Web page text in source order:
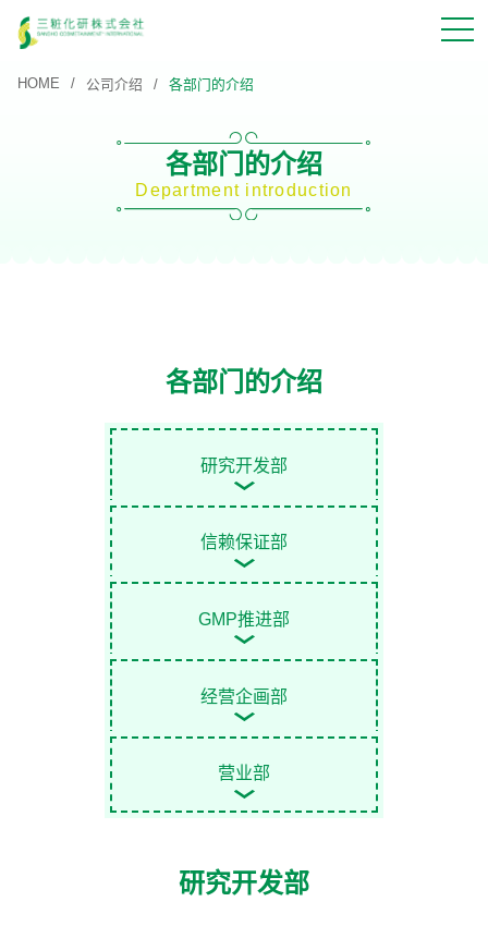
HOME 公司介绍 各部门的介绍
各部门的介绍
Department introduction
各部门的介绍
研究开发部
信赖保证部
GMP推进部
经营企画部
营业部
研究开发部